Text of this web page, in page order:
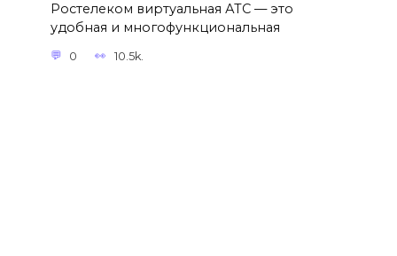
Ростелеком виртуальная АТС — это
удобная и многофункциональная
0 10.5k.